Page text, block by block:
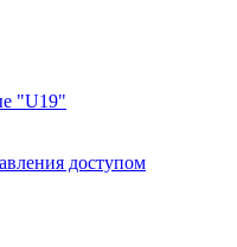
"U19"
доступом